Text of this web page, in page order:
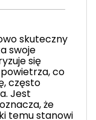
skuteczny
swoje
się
co
często
Jest
że
temu stanowi